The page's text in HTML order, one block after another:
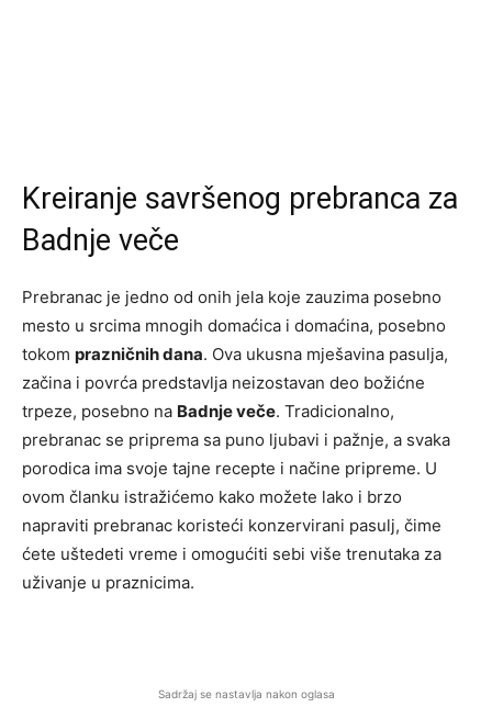
Kreiranje savršenog prebranca za
Badnje veče
Prebranac je jedno od onih jela koje zauzima posebno
mesto u srcima mnogih domaćica i domaćina, posebno
tokom prazničnih dana. Ova ukusna mješavina pasulja,
začina i povrća predstavlja neizostavan deo božićne
trpeze, posebno na Badnje veče. Tradicionalno,
prebranac se priprema sa puno ljubavi i pažnje, a svaka
porodica ima svoje tajne recepte i načine pripreme. U
ovom članku istražićemo kako možete lako i brzo
napraviti prebranac koristeći konzervirani pasulj, čime
ćete uštedeti vreme i omogućiti sebi više trenutaka za
uživanje u praznicima.
Sadržaj se nastavlja nakon oglasa